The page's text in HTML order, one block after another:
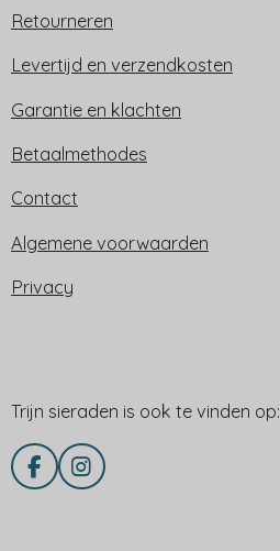
Retourneren
Levertijd en verzendkosten
Garantie en klachten
Betaalmethodes
Contact
Algemene voorwaarden
Privacy
Trijn sieraden is ook te vinden op:
F
a
I
n